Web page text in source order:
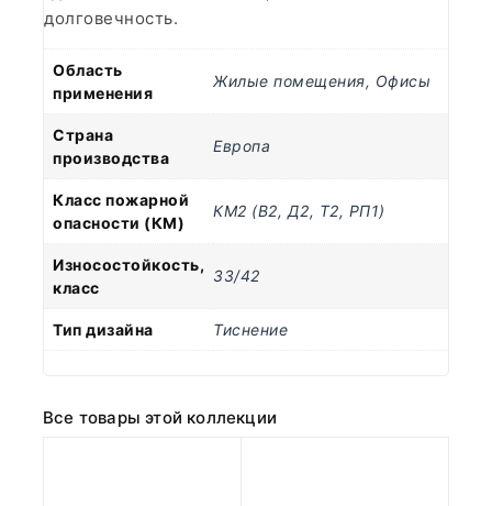
долговечность.
Область
применения
Жилые помещения, Офисы
Страна
производства
Европа
Класс пожарной
опасности (КМ)
КМ2 (В2, Д2, Т2, РП1)
Износостойкость,
класс
33/42
Тип дизайна Тиснение
Все товары этой коллекции